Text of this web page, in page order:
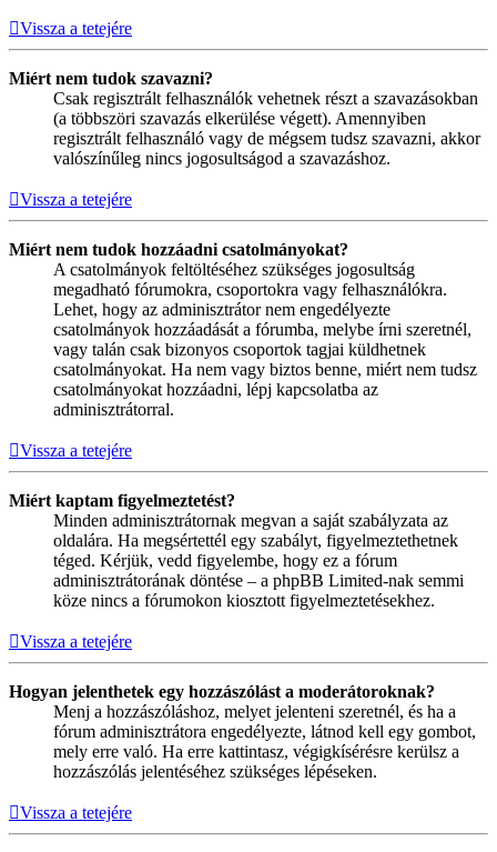
Vissza a tetejére
Miért nem tudok szavazni?
Csak regisztrált felhasználók vehetnek részt a szavazásokban
(a többszöri szavazás elkerülése végett). Amennyiben
regisztrált felhasználó vagy de mégsem tudsz szavazni, akkor
valószínűleg nincs jogosultságod a szavazáshoz.
Vissza a tetejére
Miért nem tudok hozzáadni csatolmányokat?
A csatolmányok feltöltéséhez szükséges jogosultság
megadható fórumokra, csoportokra vagy felhasználókra.
Lehet, hogy az adminisztrátor nem engedélyezte
csatolmányok hozzáadását a fórumba, melybe írni szeretnél,
vagy talán csak bizonyos csoportok tagjai küldhetnek
csatolmányokat. Ha nem vagy biztos benne, miért nem tudsz
csatolmányokat hozzáadni, lépj kapcsolatba az
adminisztrátorral.
Vissza a tetejére
Miért kaptam figyelmeztetést?
Minden adminisztrátornak megvan a saját szabályzata az
oldalára. Ha megsértettél egy szabályt, figyelmeztethetnek
téged. Kérjük, vedd figyelembe, hogy ez a fórum
adminisztrátorának döntése – a phpBB Limited-nak semmi
köze nincs a fórumokon kiosztott figyelmeztetésekhez.
Vissza a tetejére
Hogyan jelenthetek egy hozzászólást a moderátoroknak?
Menj a hozzászóláshoz, melyet jelenteni szeretnél, és ha a
fórum adminisztrátora engedélyezte, látnod kell egy gombot,
mely erre való. Ha erre kattintasz, végigkísérésre kerülsz a
hozzászólás jelentéséhez szükséges lépéseken.
Vissza a tetejére